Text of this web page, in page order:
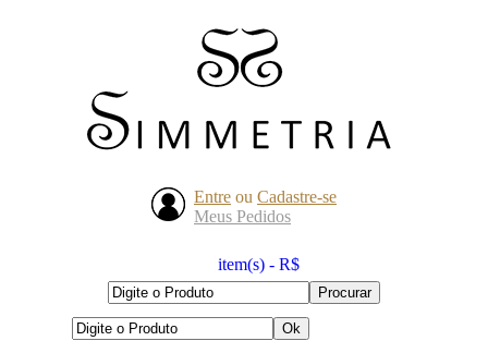
Entre ou Cadastre-se
Meus Pedidos
item(s) - R$